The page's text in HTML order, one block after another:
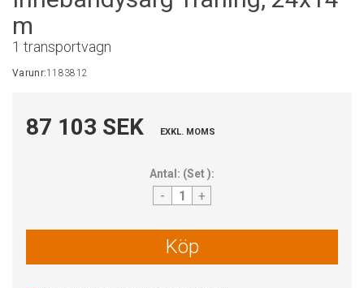
m
1 transportvagn
Varunr:1183812
87 103 SEK EXKL. MOMS
Antal: (Set):
- +
Köp